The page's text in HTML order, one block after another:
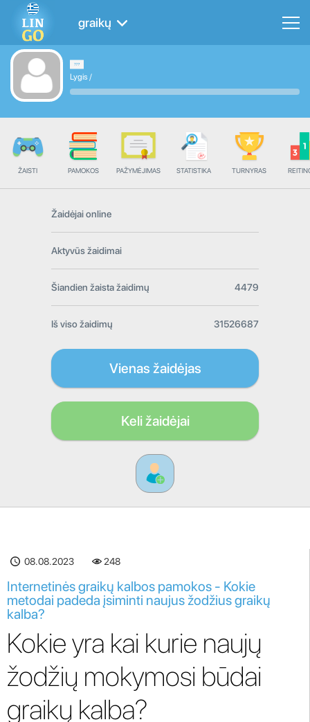
graikų
Lygis /
ŽAISTI PAMOKOS PAŽYMĖJIMAS STATISTIKA TURNYRAS
Žaidėjai online
Aktyvūs žaidimai
Šiandien žaista žaidimų 4479
Iš viso žaidimų 31526687
Vienas žaidėjas
Keli žaidėjai
08.08.2023 248
Internetinės graikų kalbos pamokos - Kokie
metodai padeda įsiminti naujus žodžius graikų
kalba?
Kokie yra kai kurie naujų
žodžių mokymosi būdai
graikų kalba?